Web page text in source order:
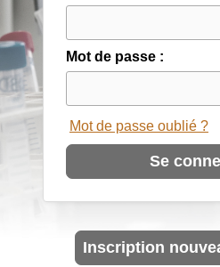
Mot de passe :
Mot de passe oublié ?
Inscription